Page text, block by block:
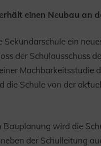
einen Neubau an
Sekundarschule ein
der Schulausschuss
Machbarkeitsstudie
die Schule von der
Bauplanung wird die
der Schulleitung